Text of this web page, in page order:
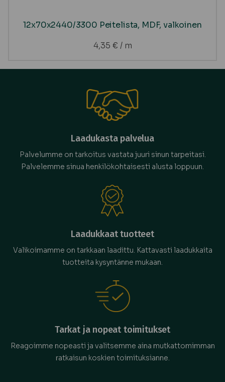
12x70x2440/3300 Peitelista, MDF, valkoinen
4,35 € / m
Laadukasta palvelua
Palvelumme on tarkoitus vastata juuri sinun tarpeitasi.
Palvelemme sinua henkilökohtaisesti alusta loppuun.
Laadukkaat tuotteet
Valikoimamme on tarkkaan laadittu. Kattavasti laadukkaita
tuotteita kysyntänne mukaan.
Tarkat ja nopeat toimitukset
Reagoimme nopeasti ja valitsemme aina mutkattomimman
ratkaisun koskien toimituksianne.